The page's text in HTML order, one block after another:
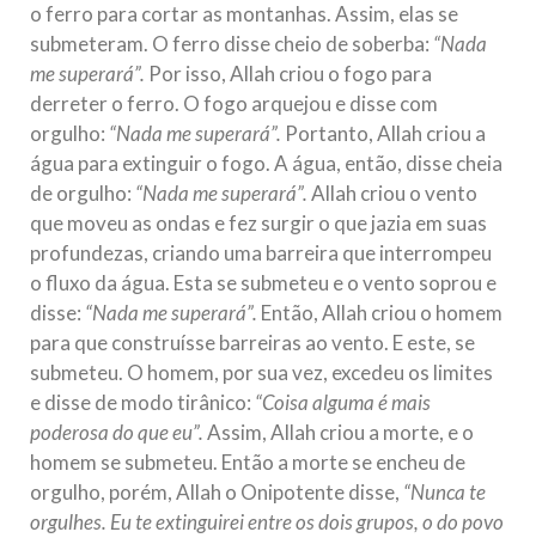
Centro Islâmico no Brasil recebe o ex-
ministro das Relações Exteriores da
República Islâmica do Irã
Na noite da quinta-feira, 03 de Abril, o Centro Islâmico no
Brasil recebeu em sua sede, em São Paulo, o ex-ministro das
Relações Exteriores da República Islâmica do Irã, Sr. Kamal
Kharrazi, que encontra-se visitando
o ferro para cortar as montanhas. Assim, elas se
submeteram. O ferro disse cheio de soberba: “Nada
me superará”. Por isso, Allah criou o fogo para
derreter o ferro. O fogo arquejou e disse com
orgulho: “Nada me superará”. Portanto, Allah criou a
água para extinguir o fogo. A água, então, disse cheia
de orgulho: “Nada me superará”.Allah criou o vento
que moveu as ondas e fez surgir o que jazia em suas
profundezas, criando uma barreira que interrompeu
o fluxo da água. Esta se submeteu e o vento soprou e
disse: “Nada me superará”. Então, Allah criou o homem
para que construísse barreiras ao vento. E este, se
submeteu. O homem, por sua vez, excedeu os limites
e disse de modo tirânico: “Coisa alguma é mais
poderosa do que eu”.Assim, Allah criou a morte, e o
homem se submeteu. Então a morte se encheu de
orgulho, porém, Allah o Onipotente disse, “Nunca te
orgulhes. Eu te extinguirei entre os dois grupos, o do povo